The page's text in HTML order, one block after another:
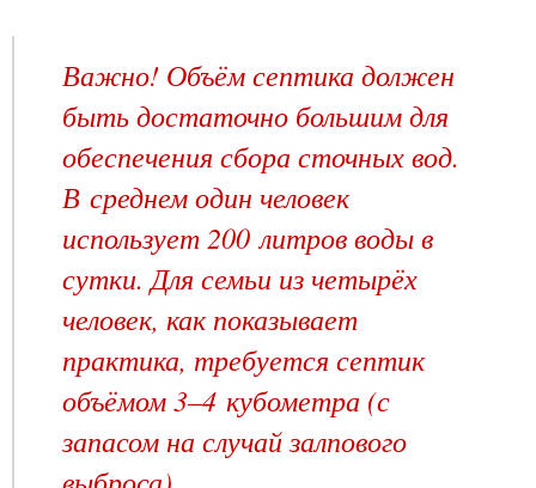
Важно! Объём септика должен
быть достаточно большим для
обеспечения сбора сточных вод.
В среднем один человек
использует 200 литров воды в
сутки. Для семьи из четырёх
человек, как показывает
практика, требуется септик
объёмом 3–4 кубометра (с
запасом на случай залпового